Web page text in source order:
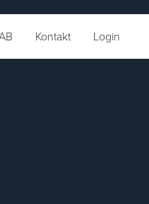
Kontakt Login